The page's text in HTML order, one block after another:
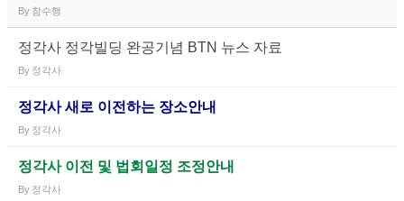
By 참수행
정각사 정각빌딩 완공기념 BTN 뉴스 자료
By 정각사
정각사 새로 이전하는 장소안내
By 정각사
정각사 이전 및 법회일정 조정안내
By 정각사